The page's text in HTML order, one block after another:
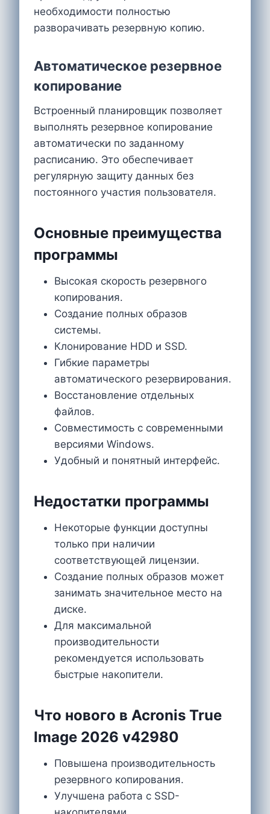
необходимости полностью
разворачивать резервную копию.
Автоматическое резервное
копирование
Встроенный планировщик позволяет
выполнять резервное копирование
автоматически по заданному
расписанию. Это обеспечивает
регулярную защиту данных без
постоянного участия пользователя.
Основные преимущества
программы
Высокая скорость резервного
копирования.
Создание полных образов
системы.
Клонирование HDD и SSD.
Гибкие параметры
автоматического резервирования.
Восстановление отдельных
файлов.
Совместимость с современными
версиями Windows.
Удобный и понятный интерфейс.
Недостатки программы
Некоторые функции доступны
только при наличии
соответствующей лицензии.
Создание полных образов может
занимать значительное место на
диске.
Для максимальной
производительности
рекомендуется использовать
быстрые накопители.
Что нового в Acronis True
Image 2026 v42980
Повышена производительность
резервного копирования.
Улучшена работа с SSD-